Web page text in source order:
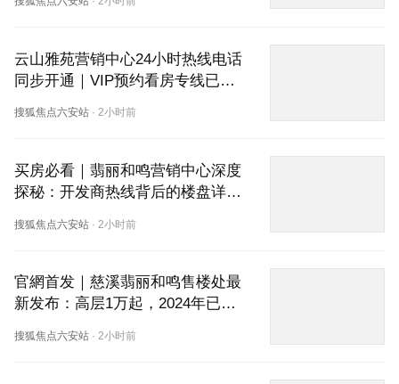
云山雅苑营销中心24小时热线电话
同步开通｜VIP预约看房专线已上
新
搜狐焦点六安站 · 2小时前
买房必看｜翡丽和鸣营销中心深度
探秘：开发商热线背后的楼盘详情
搜狐焦点六安站 · 2小时前
官網首发｜慈溪翡丽和鸣售楼处最
新发布：高层1万起，2024年已交
搜狐焦点六安站 · 2小时前